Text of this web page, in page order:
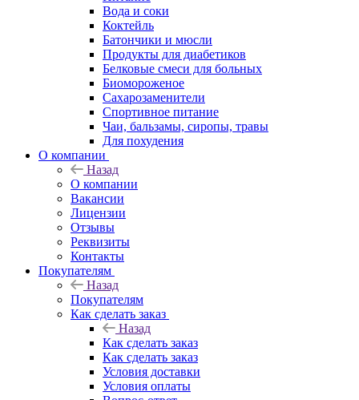
Вода и соки
Коктейль
Батончики и мюсли
Продукты для диабетиков
Белковые смеси для больных
Биомороженое
Сахарозаменители
Спортивное питание
Чаи, бальзамы, сиропы, травы
Для похудения
О компании
Назад
О компании
Вакансии
Лицензии
Отзывы
Реквизиты
Контакты
Покупателям
Назад
Покупателям
Как сделать заказ
Назад
Как сделать заказ
Как сделать заказ
Условия доставки
Условия оплаты